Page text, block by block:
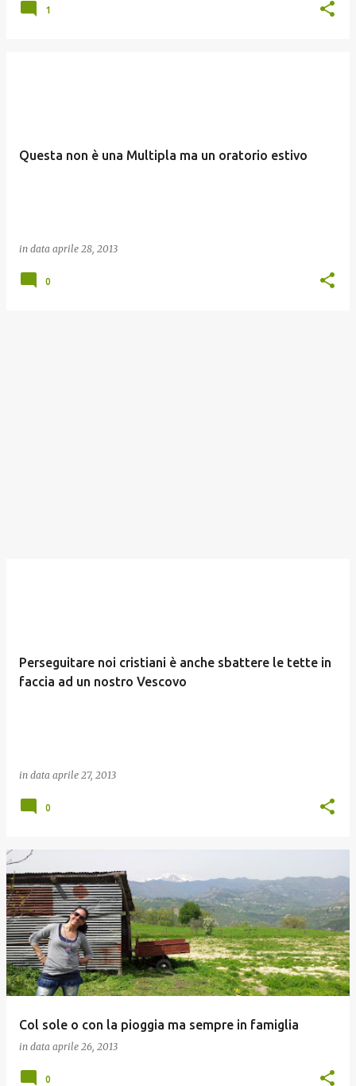
1
Questa non è una Multipla ma un oratorio estivo
in data aprile 28, 2013
0
Perseguitare noi cristiani è anche sbattere le tette in
faccia ad un nostro Vescovo
in data aprile 27, 2013
0
Col sole o con la pioggia ma sempre in famiglia
in data aprile 26, 2013
0